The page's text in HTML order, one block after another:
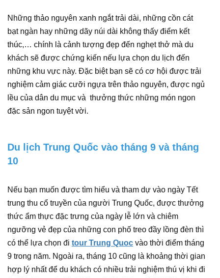
Những thảo nguyên xanh ngắt trải dài, những cồn cát
bạt ngàn hay những dãy núi dài không thấy điểm kết
thúc,… chính là cảnh tượng đẹp đến nghẹt thở mà du
khách sẽ được chứng kiến nếu lựa chọn du lịch đến
những khu vực này. Đặc biệt bạn sẽ có cơ hội được trải
nghiệm cảm giác cưỡi ngựa trên thảo nguyên, được ngủ
lều của dân du mục và thưởng thức những món ngon
đặc sản ngon tuyệt vời.
Du lịch Trung Quốc vào tháng 9 và tháng
10
Nếu bạn muốn được tìm hiểu và tham dự vào ngày Tết
trung thu cổ truyền của người Trung Quốc, được thưởng
thức ẩm thực đặc trưng của ngày lễ lớn và chiêm
ngưỡng vẻ đẹp của những con phố treo đầy lồng đèn thì
có thể lựa chọn đi tour Trung Quoc vào thời điểm tháng
9 trong năm. Ngoài ra, tháng 10 cũng là khoảng thời gian
hợp lý nhất để du khách có nhiều trải nghiệm thú vị khi đi